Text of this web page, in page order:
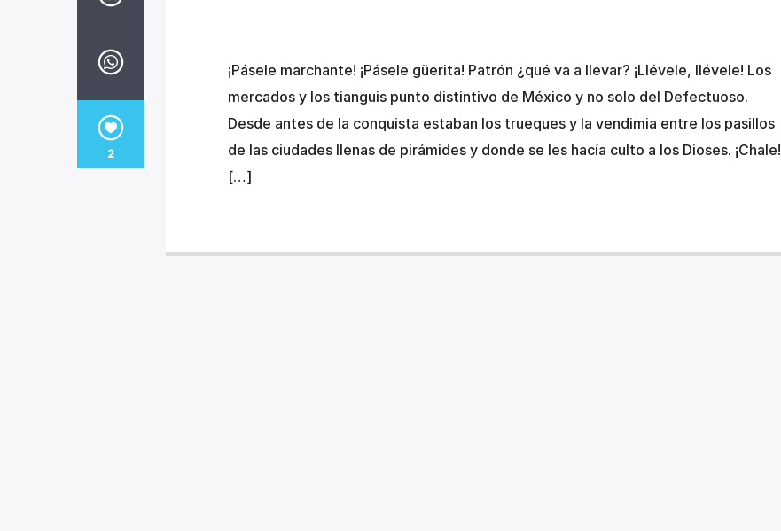
2
¡Pásele marchante! ¡Pásele güerita! Patrón ¿qué va a llevar? ¡Llévele, llévele! Los
mercados y los tianguis punto distintivo de México y no solo del Defectuoso.
Desde antes de la conquista estaban los trueques y la vendimia entre los pasillos
de las ciudades llenas de pirámides y donde se les hacía culto a los Dioses. ¡Chale!
[…]